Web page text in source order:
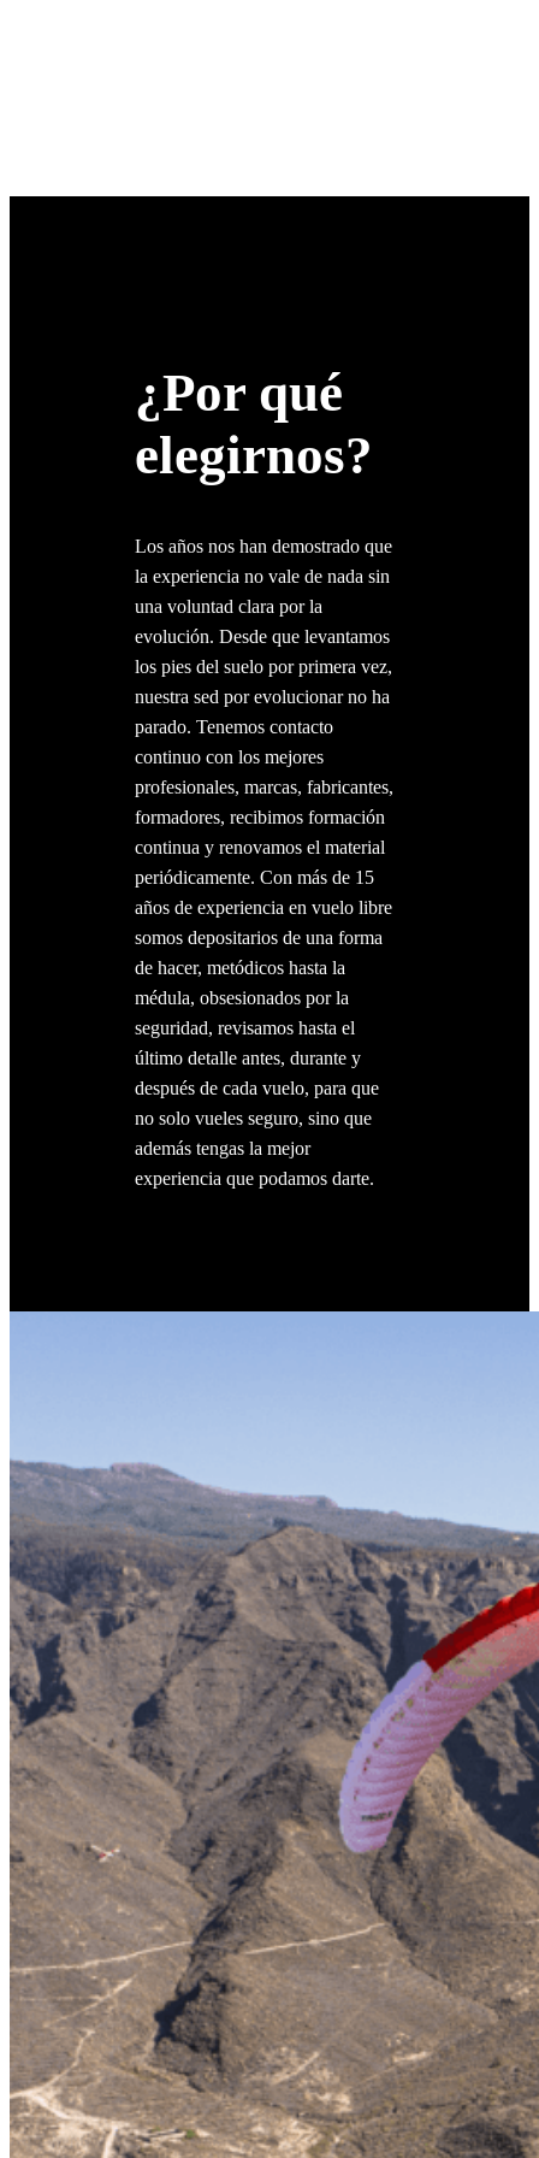
¿Por qué
elegirnos?
Los años nos han demostrado que
la experiencia no vale de nada sin
una voluntad clara por la
evolución. Desde que levantamos
los pies del suelo por primera vez,
nuestra sed por evolucionar no ha
parado. Tenemos contacto
continuo con los mejores
profesionales, marcas, fabricantes,
formadores, recibimos formación
continua y renovamos el material
periódicamente. Con más de 15
años de experiencia en vuelo libre
somos depositarios de una forma
de hacer, metódicos hasta la
médula, obsesionados por la
seguridad, revisamos hasta el
último detalle antes, durante y
después de cada vuelo, para que
no solo vueles seguro, sino que
además tengas la mejor
experiencia que podamos darte.